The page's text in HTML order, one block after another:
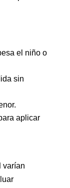
el niño o
sin
aplicar
varían